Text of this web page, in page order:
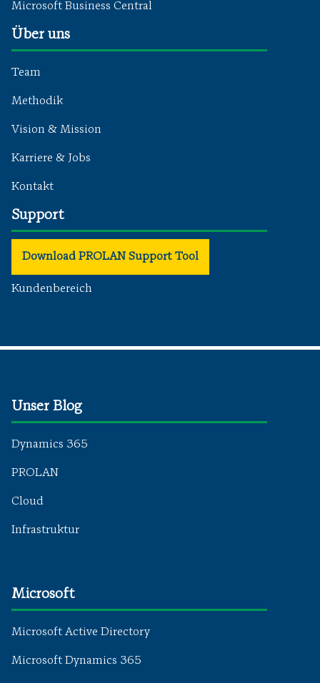
Microsoft Business Central
Über uns
Team
Methodik
Vision & Mission
Karriere & Jobs
Kontakt
Support
Download PROLAN Support Tool
Kundenbereich
Unser Blog
Dynamics 365
PROLAN
Cloud
Infrastruktur
Microsoft
Microsoft Active Directory
Microsoft Dynamics 365